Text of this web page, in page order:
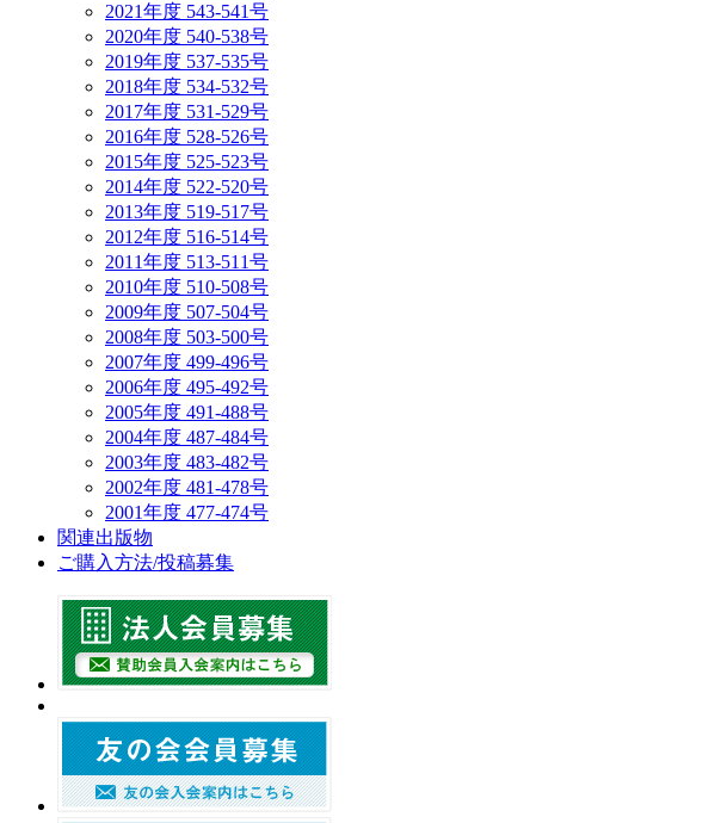
2021年度 543-541号
2020年度 540-538号
2019年度 537-535号
2018年度 534-532号
2017年度 531-529号
2016年度 528-526号
2015年度 525-523号
2014年度 522-520号
2013年度 519-517号
2012年度 516-514号
2011年度 513-511号
2010年度 510-508号
2009年度 507-504号
2008年度 503-500号
2007年度 499-496号
2006年度 495-492号
2005年度 491-488号
2004年度 487-484号
2003年度 483-482号
2002年度 481-478号
2001年度 477-474号
関連出版物
ご購入方法/投稿募集